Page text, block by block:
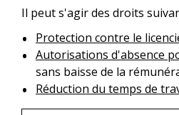
Il peut s'agir des droits
Protection contre le
Autorisations d'absence
sans baisse de la
Réduction du temps de